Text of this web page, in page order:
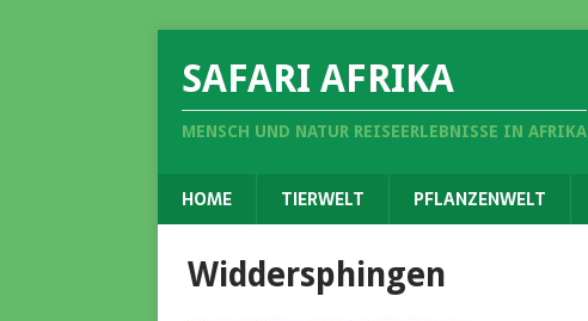
SAFARI AFRIKA
MENSCH UND NATUR REISEERLEBNISSE IN AFRIKA
HOME TIERWELT PFLANZENWELT
Widdersphingen